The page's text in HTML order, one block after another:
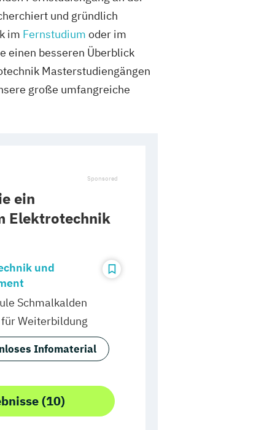
und gründlich
im Fernstudium oder im
einen besseren Überblick
Masterstudiengängen
große umfangreiche
ein
Elektrotechnik
und
Schmalkalden
Weiterbildung
Infomaterial
(10)